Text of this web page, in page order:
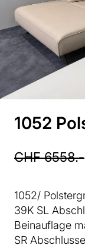
1052
CHF 6558.-
1052/
39K SL
Beinauflage
SR